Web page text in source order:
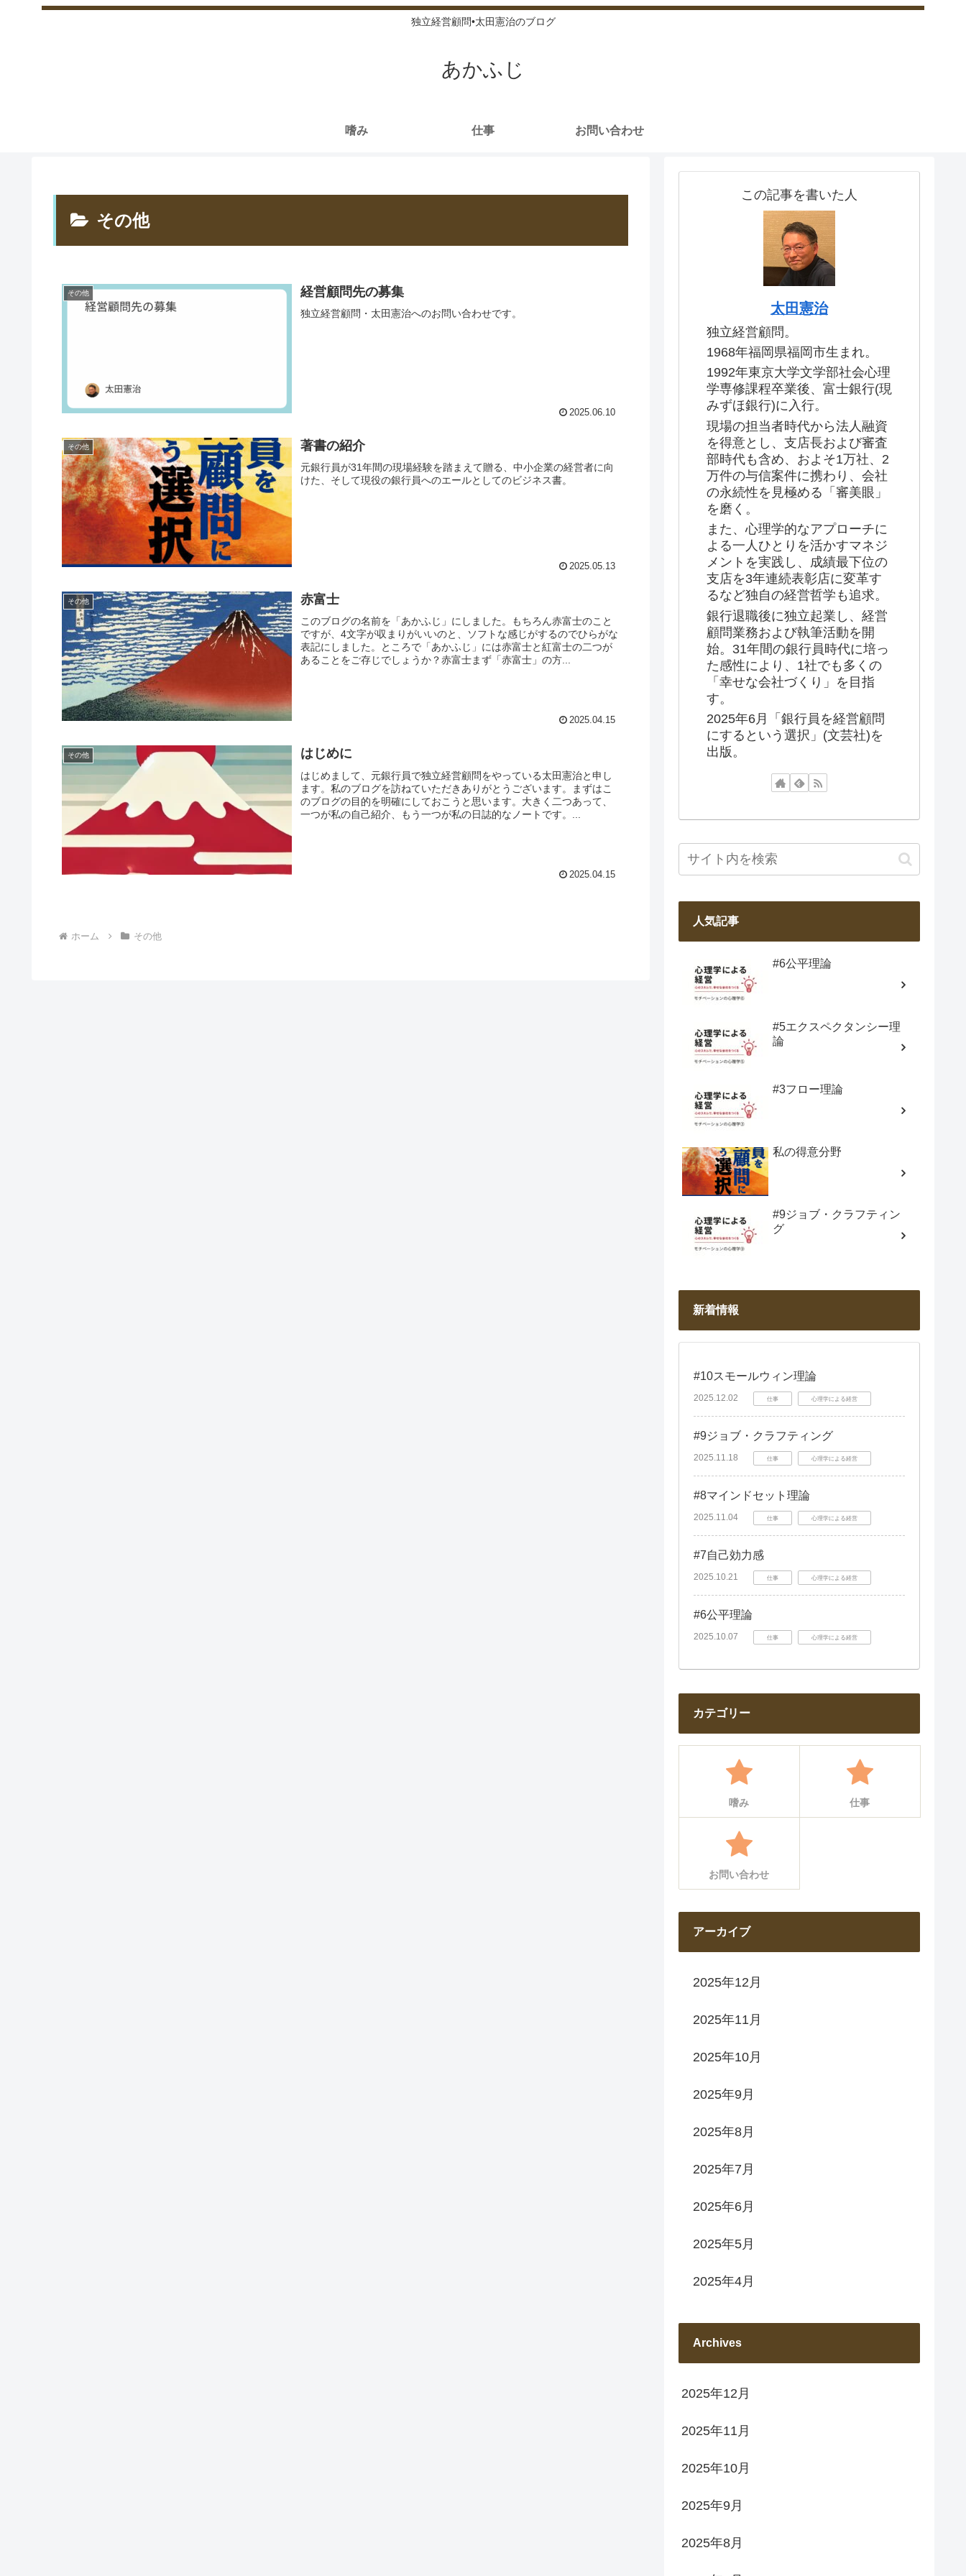
独立経営顧問•太田憲治のブログ
あかふじ
嗜み 仕事 お問い合わせ
その他
その他 経営顧問先の募集
独立経営顧問・太田憲治へのお問い合わせです。
2025.06.10
その他 著書の紹介
元銀行員が31年間の現場経験を踏まえて贈る、中小企業の経営者に向
けた、そして現役の銀行員へのエールとしてのビジネス書。
2025.05.13
その他 赤富士
このブログの名前を「あかふじ」にしました。もちろん赤富士のこと
ですが、4文字が収まりがいいのと、ソフトな感じがするのでひらがな
表記にしました。ところで「あかふじ」には赤富士と紅富士の二つが
あることをご存じでしょうか？赤富士まず「赤富士」の方...
2025.04.15
その他 はじめに
はじめまして、元銀行員で独立経営顧問をやっている太田憲治と申し
ます。私のブログを訪ねていただきありがとうございます。まずはこ
のブログの目的を明確にしておこうと思います。大きく二つあって、
一つが私の自己紹介、もう一つが私の日誌的なノートです。...
2025.04.15
ホーム その他
この記事を書いた人
太田憲治
独立経営顧問。
1968年福岡県福岡市生まれ。
1992年東京大学文学部社会心理
学専修課程卒業後、富士銀行(現
みずほ銀行)に入行。
現場の担当者時代から法人融資
を得意とし、支店長および審査
部時代も含め、およそ1万社、2
万件の与信案件に携わり、会社
の永続性を見極める「審美眼」
を磨く。
また、心理学的なアプローチに
よる一人ひとりを活かすマネジ
メントを実践し、成績最下位の
支店を3年連続表彰店に変革す
るなど独自の経営哲学も追求。
銀行退職後に独立起業し、経営
顧問業務および執筆活動を開
始。31年間の銀行員時代に培っ
た感性により、1社でも多くの
「幸せな会社づくり」を目指
す。
2025年6月「銀行員を経営顧問
にするという選択」(文芸社)を
出版。
人気記事
#6公平理論
#5エクスペクタンシー理
論
#3フロー理論
私の得意分野
#9ジョブ・クラフティン
グ
新着情報
#10スモールウィン理論
2025.12.02 仕事 心理学による経営
#9ジョブ・クラフティング
2025.11.18 仕事 心理学による経営
#8マインドセット理論
2025.11.04 仕事 心理学による経営
#7自己効力感
2025.10.21 仕事 心理学による経営
#6公平理論
2025.10.07 仕事 心理学による経営
カテゴリー
嗜み 仕事
お問い合わせ
アーカイブ
2025年12月
2025年11月
2025年10月
2025年9月
2025年8月
2025年7月
2025年6月
2025年5月
2025年4月
Archives
2025年12月
2025年11月
2025年10月
2025年9月
2025年8月